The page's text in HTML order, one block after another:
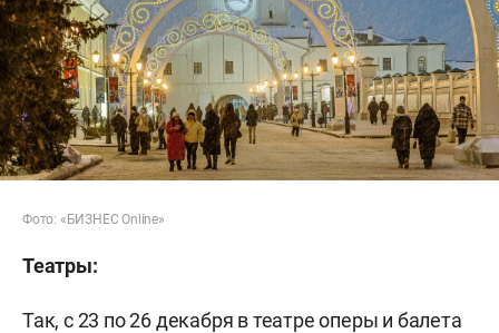
Фото: «БИЗНЕС Online»
Театры:
Так, с 23 по 26 декабря в театре оперы и балета